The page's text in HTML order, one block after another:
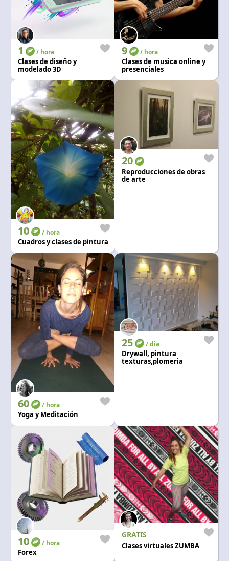
1 / hora
Clases de diseño y
modelado 3D
9 / hora
Clases de musica online y
presenciales
10 / hora
Cuadros y clases de pintura
20
Reproducciones de obras
de arte
60 / hora
Yoga y Meditación
25 / dia
Drywall, pintura
texturas,plomeria
10 / hora
Forex
GRATIS
Clases virtuales ZUMBA